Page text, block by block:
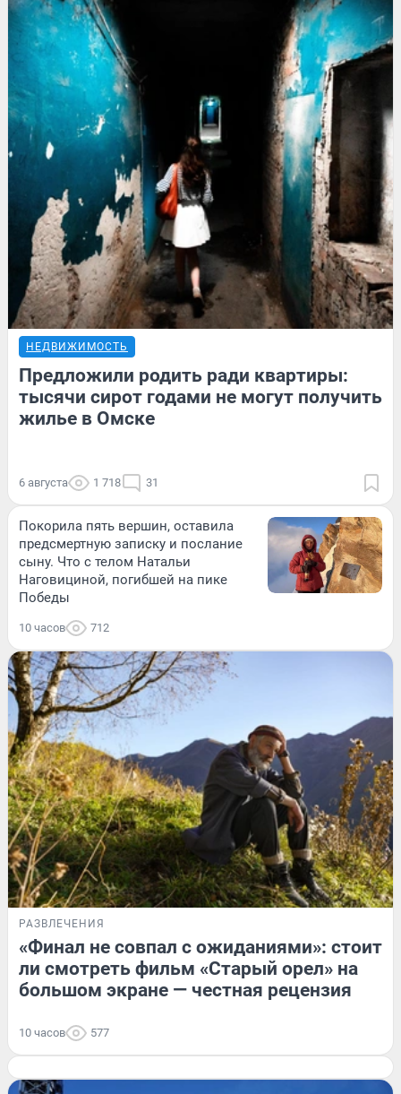
НЕДВИЖИМОСТЬ
Предложили родить ради квартиры:
тысячи сирот годами не могут получить
жилье в Омске
6 августа 1 718 31
Покорила пять вершин, оставила
предсмертную записку и послание
сыну. Что с телом Натальи
Наговициной, погибшей на пике
Победы
10 часов 712
РАЗВЛЕЧЕНИЯ
«Финал не совпал с ожиданиями»: стоит
ли смотреть фильм «Старый орел» на
большом экране — честная рецензия
10 часов 577